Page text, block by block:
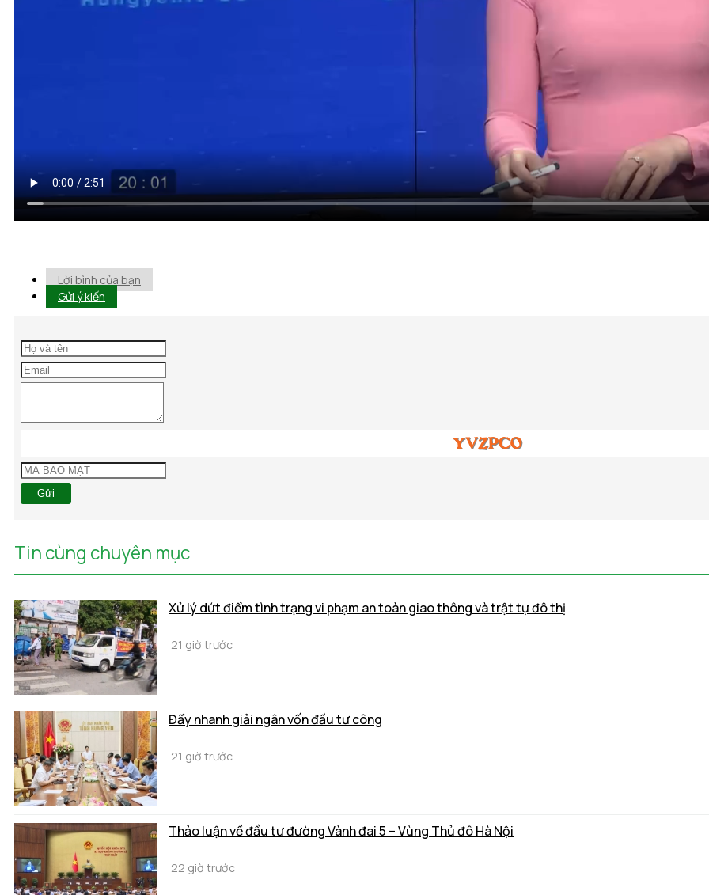
Lời bình của bạn
Gửi ý kiến
Gửi
Tin cùng chuyên mục
Xử lý dứt điểm tình trạng vi phạm an toàn giao thông và trật tự đô thị
21 giờ trước
Đẩy nhanh giải ngân vốn đầu tư công
21 giờ trước
Thảo luận về đầu tư đường Vành đai 5 – Vùng Thủ đô Hà Nội
22 giờ trước